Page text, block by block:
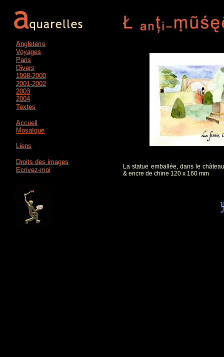
Angleterre
Voyages
Paris
Divers
1998-2000
2001-2002
2003
2004
Textes
Accueil
Mosaïque
Liens
Droits des images
Ecrivez-moi
La statue emballée, dans le
& encre de chine 120 x 160 mm